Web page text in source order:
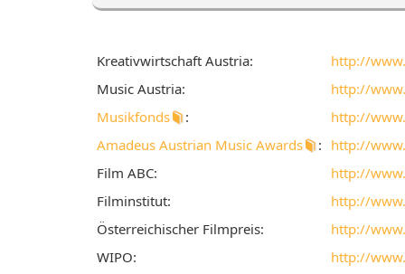
Kreativwirtschaft Austria:
http://
Music Austria:
http://
Musikfonds
:
http://
Amadeus Austrian Music Awards
: http://
Film ABC:
http://
Filminstitut:
http://
Österreichischer Filmpreis:
http://
WIPO:
http://
Viennale